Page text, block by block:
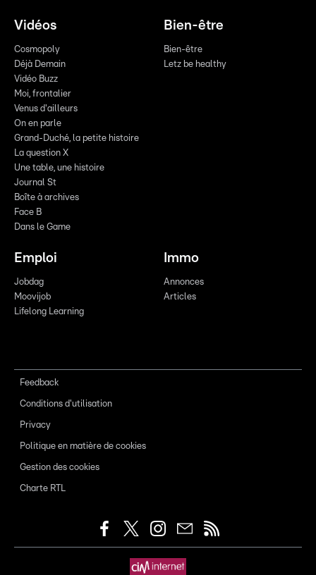
Vidéos
Cosmopoly
Déjà Demain
Vidéo Buzz
Moi, frontalier
Venus d'ailleurs
On en parle
Grand-Duché, la petite histoire
La question X
Une table, une histoire
Journal St
Boîte à archives
Face B
Dans le Game
Bien-être
Bien-être
Letz be healthy
Emploi
Jobdag
Moovijob
Lifelong Learning
Immo
Annonces
Articles
Feedback
Conditions d'utilisation
Privacy
Politique en matière de cookies
Gestion des cookies
Charte RTL